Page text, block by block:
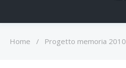
Home / Progetto memoria 2010